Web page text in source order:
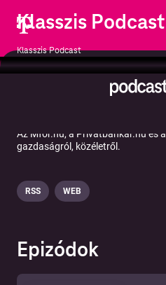
Klasszis Podcast
Klasszis Podcast
Az Mfor.hu, a Privátbankár.hu és
gazdaságról, közéletről.
RSS WEB
Epizódok